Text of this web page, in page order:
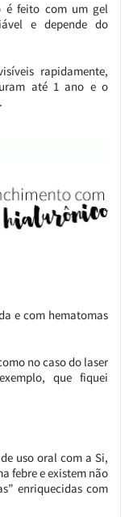
é feito com um gel
e depende do
rapidamente,
até 1 ano e o
e com hematomas
no caso do laser
que fiquei
uso oral com a Si,
febre e existem não
enriquecidas com